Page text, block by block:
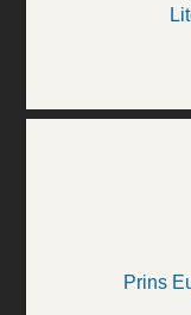
Prins